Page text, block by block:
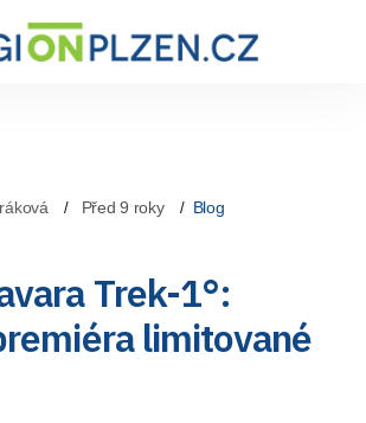
Před 9 roky Blog
Trek-1°:
limitované